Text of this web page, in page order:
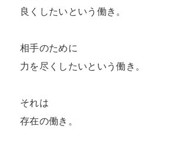
良くしたいという働き。
相手のために
力を尽くしたいという働き。
それは
存在の働き。